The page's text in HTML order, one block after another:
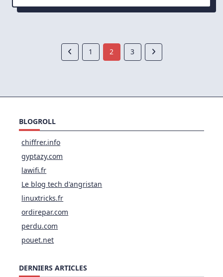
Proxy
1 2 3
BLOGROLL
chiffrer.info
gyptazy.com
lawifi.fr
Le blog tech d'angristan
linuxtricks.fr
ordirepar.com
perdu.com
pouet.net
DERNIERS ARTICLES